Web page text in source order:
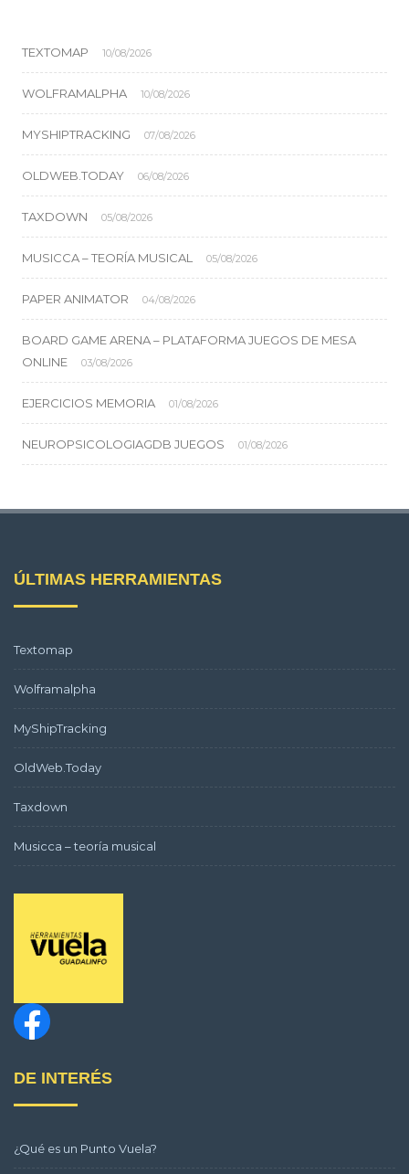
TEXTOMAP 10/08/2026
WOLFRAMALPHA 10/08/2026
MYSHIPTRACKING 07/08/2026
OLDWEB.TODAY 06/08/2026
TAXDOWN 05/08/2026
MUSICCA – TEORÍA MUSICAL 05/08/2026
PAPER ANIMATOR 04/08/2026
BOARD GAME ARENA – PLATAFORMA JUEGOS DE MESA
ONLINE
03/08/2026
EJERCICIOS MEMORIA 01/08/2026
NEUROPSICOLOGIAGDB JUEGOS 01/08/2026
ÚLTIMAS HERRAMIENTAS
Textomap
Wolframalpha
MyShipTracking
OldWeb.Today
Taxdown
Musicca – teoría musical
DE INTERÉS
¿Qué es un Punto Vuela?